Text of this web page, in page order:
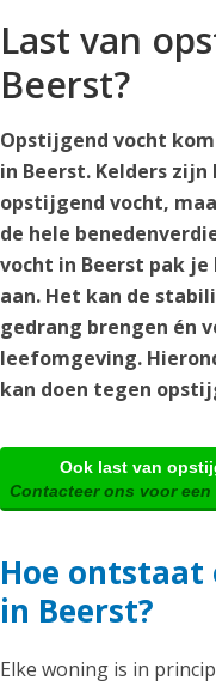
Last van
Beerst?
Opstijgend vocht
in Beerst. Kelders
opstijgend vocht,
de hele
vocht in Beerst pak
aan. Het kan de
gedrang brengen én
leefomgeving.
kan doen tegen
Ook last van
Contacteer ons voor
Hoe
in Beerst?
Elke woning is in